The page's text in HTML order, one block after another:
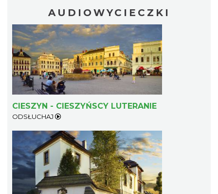
AUDIOWYCIECZKI
CIESZYN - CIESZYŃSCY LUTERANIE
ODSŁUCHAJ